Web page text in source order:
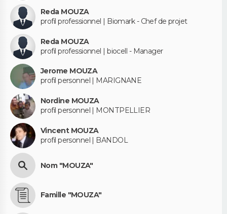
Reda MOUZA
profil professionnel | Biomark - Chef de projet
Reda MOUZA
profil professionnel | biocell - Manager
Jerome MOUZA
profil personnel | MARIGNANE
Nordine MOUZA
profil personnel | MONTPELLIER
Vincent MOUZA
profil personnel | BANDOL
Nom "MOUZA"
Famille "MOUZA"